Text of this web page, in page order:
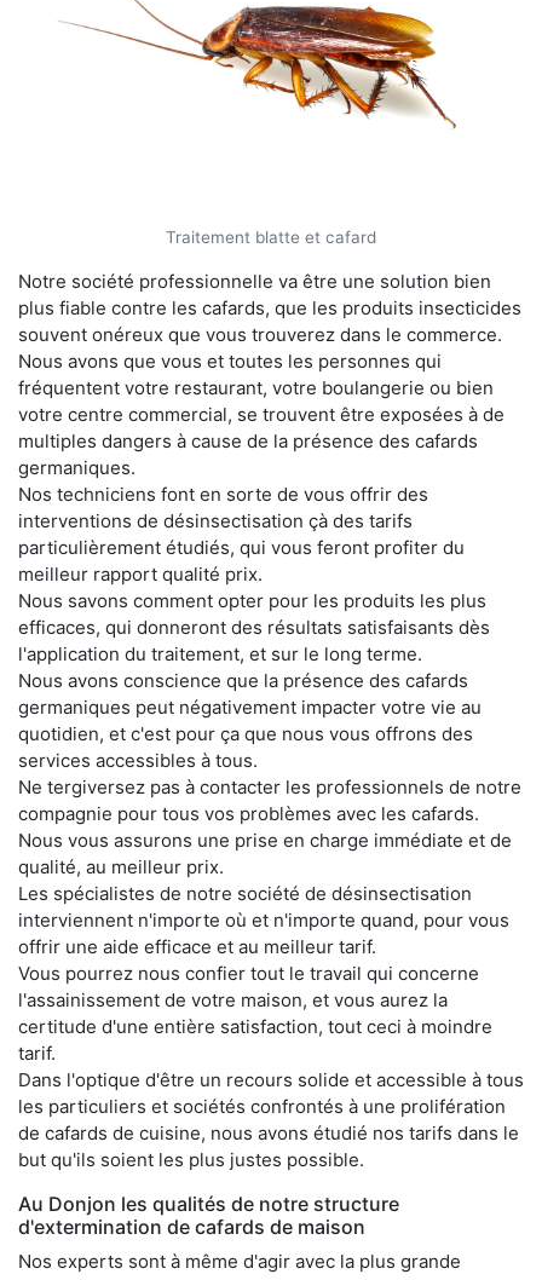
Traitement blatte et cafard
Notre société professionnelle va être une solution bien
plus fiable contre les cafards, que les produits insecticides
souvent onéreux que vous trouverez dans le commerce.
Nous avons que vous et toutes les personnes qui
fréquentent votre restaurant, votre boulangerie ou bien
votre centre commercial, se trouvent être exposées à de
multiples dangers à cause de la présence des cafards
germaniques.
Nos techniciens font en sorte de vous offrir des
interventions de désinsectisation çà des tarifs
particulièrement étudiés, qui vous feront profiter du
meilleur rapport qualité prix.
Nous savons comment opter pour les produits les plus
efficaces, qui donneront des résultats satisfaisants dès
l'application du traitement, et sur le long terme.
Nous avons conscience que la présence des cafards
germaniques peut négativement impacter votre vie au
quotidien, et c'est pour ça que nous vous offrons des
services accessibles à tous.
Ne tergiversez pas à contacter les professionnels de notre
compagnie pour tous vos problèmes avec les cafards.
Nous vous assurons une prise en charge immédiate et de
qualité, au meilleur prix.
Les spécialistes de notre société de désinsectisation
interviennent n'importe où et n'importe quand, pour vous
offrir une aide efficace et au meilleur tarif.
Vous pourrez nous confier tout le travail qui concerne
l'assainissement de votre maison, et vous aurez la
certitude d'une entière satisfaction, tout ceci à moindre
tarif.
Dans l'optique d'être un recours solide et accessible à tous
les particuliers et sociétés confrontés à une prolifération
de cafards de cuisine, nous avons étudié nos tarifs dans le
but qu'ils soient les plus justes possible.
Au Donjon les qualités de notre structure
d'extermination de cafards de maison
Nos experts sont à même d'agir avec la plus grande